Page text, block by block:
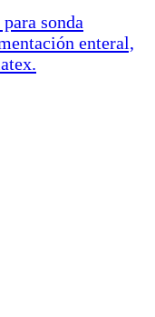
sonda
enteral,